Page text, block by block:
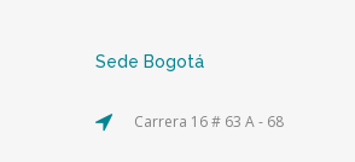
Sede Bogotá
Carrera 16 # 63 A - 68